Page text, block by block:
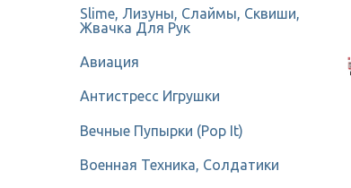
Slime, Лизуны, Слаймы, Сквиши,
Жвачка Для Рук
Авиация
Антистресс Игрушки
Вечные Пупырки (Pop It)
Военная Техника, Солдатики